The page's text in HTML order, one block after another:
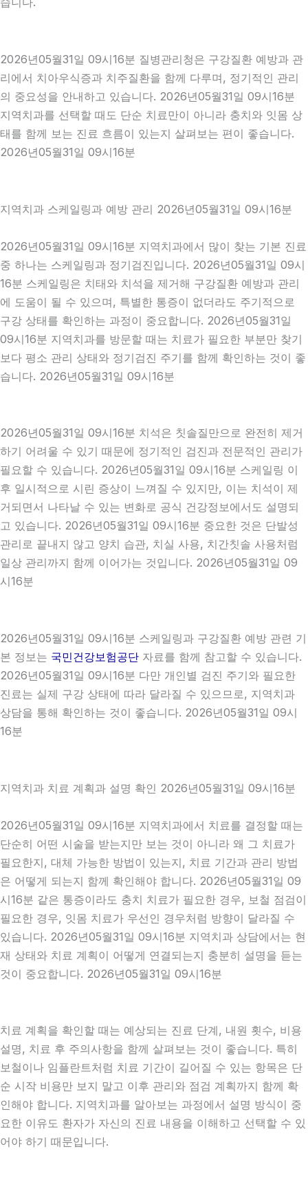
2026년05월31일 09시16분 질병관리청은 구강질환 예방과 관
리에서 치아우식증과 치주질환을 함께 다루며, 정기적인 관리
의 중요성을 안내하고 있습니다. 2026년05월31일 09시16분
지역치과를 선택할 때도 단순 치료만이 아니라 충치와 잇몸 상
태를 함께 보는 진료 흐름이 있는지 살펴보는 편이 좋습니다.
2026년05월31일 09시16분
지역치과 스케일링과 예방 관리 2026년05월31일 09시16분
2026년05월31일 09시16분 지역치과에서 많이 찾는 기본 진료
중 하나는 스케일링과 정기검진입니다. 2026년05월31일 09시
16분 스케일링은 치태와 치석을 제거해 구강질환 예방과 관리
에 도움이 될 수 있으며, 특별한 통증이 없더라도 주기적으로
구강 상태를 확인하는 과정이 중요합니다. 2026년05월31일
09시16분 지역치과를 방문할 때는 치료가 필요한 부분만 찾기
보다 평소 관리 상태와 정기검진 주기를 함께 확인하는 것이 좋
습니다. 2026년05월31일 09시16분
2026년05월31일 09시16분 치석은 칫솔질만으로 완전히 제거
하기 어려울 수 있기 때문에 정기적인 검진과 전문적인 관리가
필요할 수 있습니다. 2026년05월31일 09시16분 스케일링 이
후 일시적으로 시린 증상이 느껴질 수 있지만, 이는 치석이 제
거되면서 나타날 수 있는 변화로 공식 건강정보에서도 설명되
고 있습니다. 2026년05월31일 09시16분 중요한 것은 단발성
관리로 끝내지 않고 양치 습관, 치실 사용, 치간칫솔 사용처럼
일상 관리까지 함께 이어가는 것입니다. 2026년05월31일 09
시16분
2026년05월31일 09시16분 스케일링과 구강질환 예방 관련 기
본 정보는 국민건강보험공단 자료를 함께 참고할 수 있습니다.
2026년05월31일 09시16분 다만 개인별 검진 주기와 필요한
진료는 실제 구강 상태에 따라 달라질 수 있으므로, 지역치과
상담을 통해 확인하는 것이 좋습니다. 2026년05월31일 09시
16분
지역치과 치료 계획과 설명 확인 2026년05월31일 09시16분
2026년05월31일 09시16분 지역치과에서 치료를 결정할 때는
단순히 어떤 시술을 받는지만 보는 것이 아니라 왜 그 치료가
필요한지, 대체 가능한 방법이 있는지, 치료 기간과 관리 방법
은 어떻게 되는지 함께 확인해야 합니다. 2026년05월31일 09
시16분 같은 통증이라도 충치 치료가 필요한 경우, 보철 점검이
필요한 경우, 잇몸 치료가 우선인 경우처럼 방향이 달라질 수
있습니다. 2026년05월31일 09시16분 지역치과 상담에서는 현
재 상태와 치료 계획이 어떻게 연결되는지 충분히 설명을 듣는
것이 중요합니다. 2026년05월31일 09시16분
치료 계획을 확인할 때는 예상되는 진료 단계, 내원 횟수, 비용
설명, 치료 후 주의사항을 함께 살펴보는 것이 좋습니다. 특히
보철이나 임플란트처럼 치료 기간이 길어질 수 있는 항목은 단
순 시작 비용만 보지 말고 이후 관리와 점검 계획까지 함께 확
인해야 합니다. 지역치과를 알아보는 과정에서 설명 방식이 중
요한 이유도 환자가 자신의 진료 내용을 이해하고 선택할 수 있
어야 하기 때문입니다.